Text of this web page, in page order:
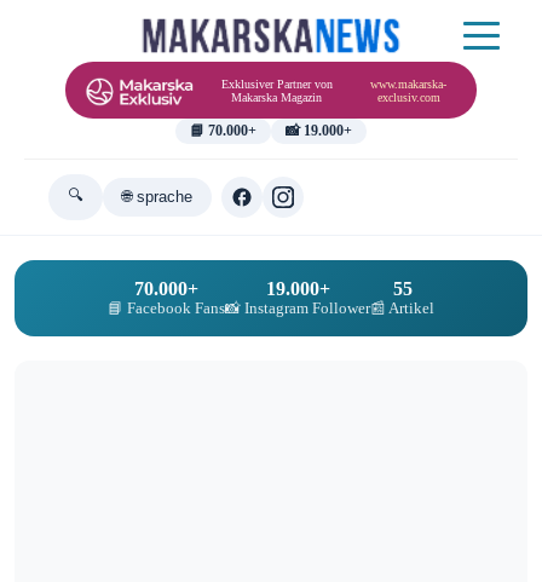
Exklusiver Partner von
Makarska Magazin
www.makarska-
exclusiv.com
📘 70.000+ 📸 19.000+
🔍 🌐 sprache
70.000+
📘 Facebook Fans
19.000+
📸 Instagram Follower
55
📰 Artikel